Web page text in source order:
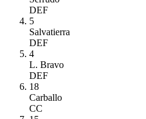
DEF
5
Salvatierra
DEF
4
L. Bravo
DEF
18
Carballo
CC